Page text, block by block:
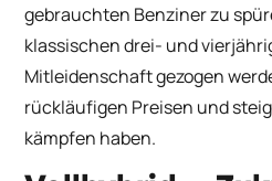
gebrauchten Benziner zu
klassischen drei- und
Mitleidenschaft gezogen
rückläufigen Preisen und
kämpfen haben.